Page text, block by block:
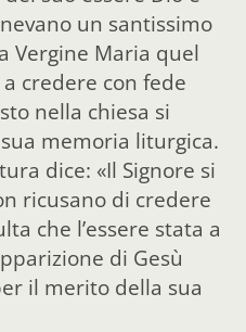
un santissimo
Vergine Maria quel
credere con fede
nella chiesa si
memoria liturgica.
dice: «Il Signore si
ricusano di credere
che l’essere stata a
di Gesù
il merito della sua